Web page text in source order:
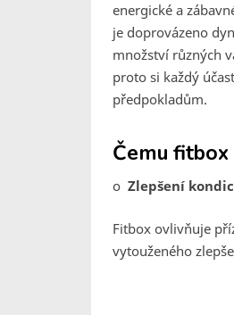
energické a
je doprovázeno
množství různých
proto si každý
předpokladům.
Čemu fitbox
o Zlepšení
Fitbox ovlivňuje
vytouženého